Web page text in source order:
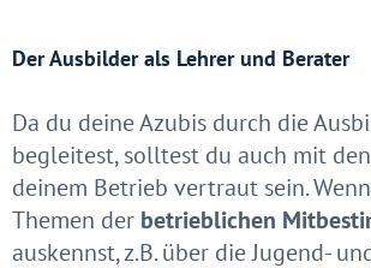
Der Ausbilder als Lehrer und Berater
Da du deine Azubis durch die
begleitest, solltest du auch mit
deinem Betrieb vertraut sein.
Themen der betrieblichen
auskennst, z.B. über die Jugend-